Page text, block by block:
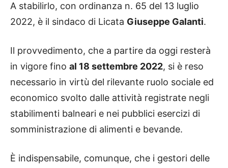
A stabilirlo, con ordinanza n. 65 del 13 luglio
2022, è il sindaco di Licata Giuseppe Galanti.
Il provvedimento, che a partire da oggi resterà
in vigore fino al 18 settembre 2022, si è reso
necessario in virtù del rilevante ruolo sociale ed
economico svolto dalle attività registrate negli
stabilimenti balneari e nei pubblici esercizi di
somministrazione di alimenti e bevande.
È indispensabile, comunque, che i gestori delle